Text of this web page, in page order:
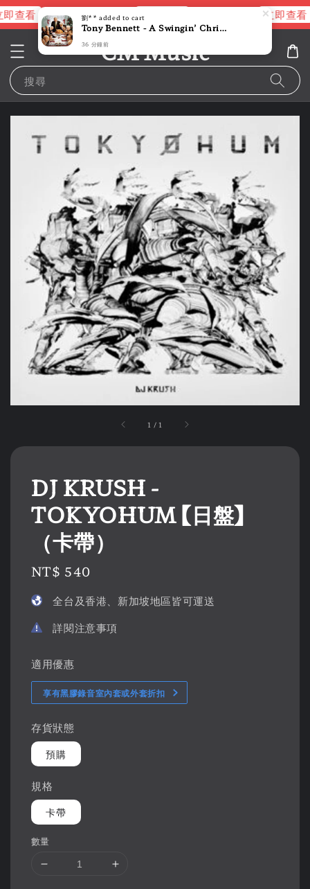
查看 進擊的巨人片頭曲 立即查看 立即查看
CM Music
搜尋
1 /1
DJ KRUSH -
TOKYOHUM 【日盤】
（卡帶）
Regular
NT$ 540
全台及香港、新加坡地區皆可運送
詳閱注意事項
適用優惠
享有黑膠錄音室內套或外套折扣
存貨狀態
預購
規格
卡帶
數量
劉** added to cart
Tony Bennett - A Swingin’ Christmas Featuring The Count Basie Big Band 【】 (黑膠唱片 LP)
36 分鐘前